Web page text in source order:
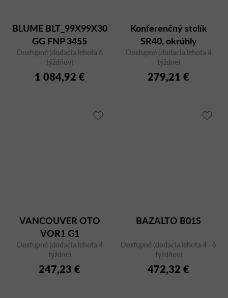
BLUME BLT_99X99X30
GG FNP 3455
Dostupné (dodacia lehota 6
týždňov)
1 084,92 €
Konferenčný stolík
SR40, okrúhly
Dostupné (dodacia lehota 4
týždne)
279,21 €
VANCOUVER OTO
VOR1 G1
Dostupné (dodacia lehota 4
týždne)
247,23 €
BAZALTO B01S
Dostupné (dodacia lehota 4 - 6
týždňov)
472,32 €